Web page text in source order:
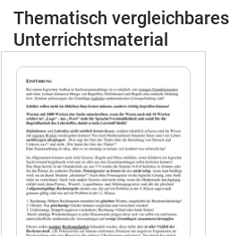
Thematisch vergleichbares
Unterrichtsmaterial